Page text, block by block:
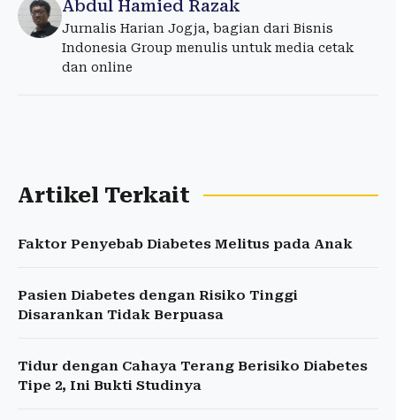
Abdul Hamied Razak
Jurnalis Harian Jogja, bagian dari Bisnis
Indonesia Group menulis untuk media cetak
dan online
Artikel Terkait
Faktor Penyebab Diabetes Melitus pada Anak
Pasien Diabetes dengan Risiko Tinggi
Disarankan Tidak Berpuasa
Tidur dengan Cahaya Terang Berisiko Diabetes
Tipe 2, Ini Bukti Studinya